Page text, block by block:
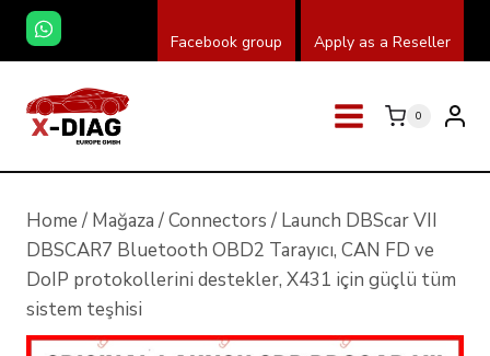
Skip
content
Facebook group Apply as a Reseller
0
Home / Mağaza /Connectors / Launch DBScar VII
DBSCAR7 Bluetooth OBD2 Tarayıcı, CAN FD ve
DoIP protokollerini destekler, X431 için güçlü tüm
sistem teşhisi